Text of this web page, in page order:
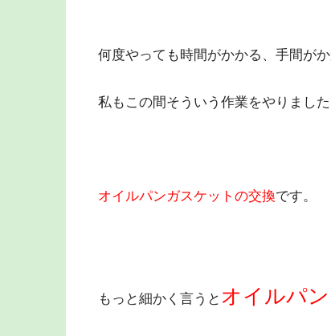
何度やっても時間がかかる、手間が
私もこの間そういう作業をやりました
オイルパンガスケットの交換です。
もっと細かく言うと オイルパ